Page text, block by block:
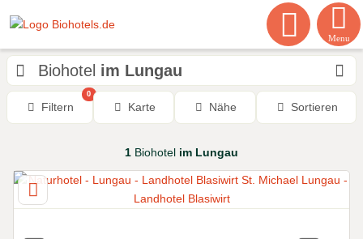
Menu
Biohotel im Lungau
Filtern
0
Karte Nähe Sortieren
1 Biohotel im Lungau